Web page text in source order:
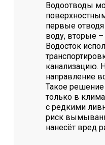
Водоотводы
первые
воду, вторые
Водосток
канализацию.
направление
Такое
только в
с редкими
риск
нанесёт вред